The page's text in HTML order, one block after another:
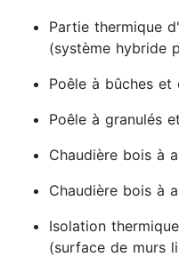
Partie thermique
(système hybride
Poêle à bûches et
Poêle à granulés
Chaudière bois à
Chaudière bois à
Isolation
(surface de murs